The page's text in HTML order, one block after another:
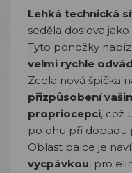
Lehká technická
seděla doslova
Tyto ponožky
velmi rychle
Zcela nová špička
přizpůsobení
propriocepci, což
polohu při dopadu
Oblast palce je
vycpávkou, pro